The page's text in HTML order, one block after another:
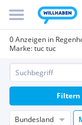
0 Anzeigen in
Marke: tuc tuc
Bundesland
Filtern